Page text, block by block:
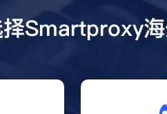
Smartproxy